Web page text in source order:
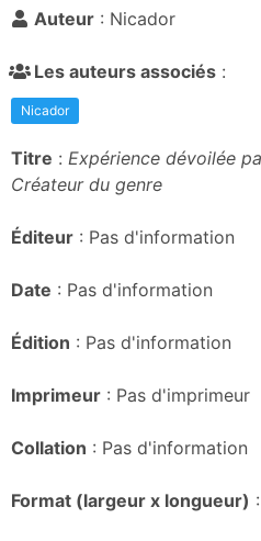
Auteur : Nicador
Les auteurs associés :
Nicador
Titre : Expérience dévoilée
Créateur du genre
Éditeur : Pas d'information
Date : Pas d'information
Édition : Pas d'information
Imprimeur : Pas d'imprimeur
Collation : Pas d'information
Format (largeur x longueur)